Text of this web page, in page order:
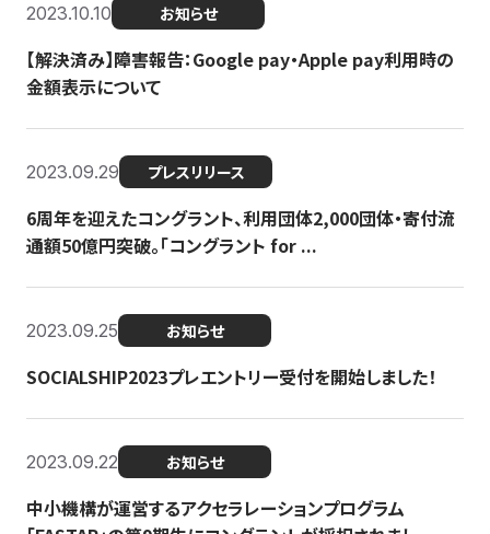
2023.10.10 お知らせ
【解決済み】障害報告：Google pay・Apple pay利用時の
金額表示について
2023.09.29 プレスリリース
6周年を迎えたコングラント、利用団体2,000団体・寄付流
通額50億円突破。「コングラント for ...
2023.09.25 お知らせ
SOCIALSHIP2023プレエントリー受付を開始しました！
2023.09.22 お知らせ
中小機構が運営するアクセラレーションプログラム